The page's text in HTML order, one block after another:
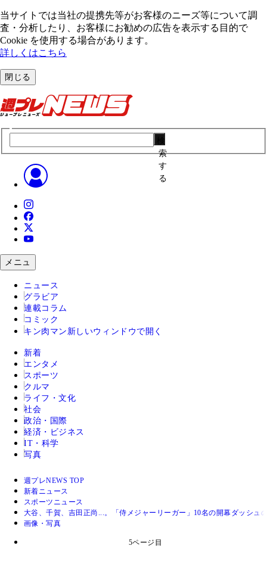
当サイトでは当社の提携先等がお客様のニーズ等について調
査・分析したり、お客様にお勧めの広告を表⽰する⽬的で
Cookie を使⽤する場合があります。
詳しくはこちら
閉じる
索
す
る
メニュ
ニュース
グラビア
連載コラム
コミック
キン肉マン 新しいウィンドウで開く
新着
エンタメ
スポーツ
クルマ
ライフ・文化
社会
政治・国際
経済・ビジネス
IT・科学
写真
週プレNEWS TOP
新着ニュース
スポーツニュース
大谷、千賀、吉田正尚...。「侍メジャーリーガー」10名の開幕ダッシ
画像・写真
5ページ目